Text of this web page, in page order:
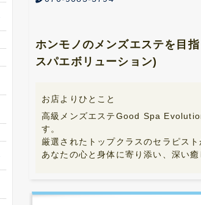
ホンモノのメンズエステを目
スパエボリューション)
お店よりひとこと
高級メンズエステGood Spa
す。
厳選されたトップクラスのセラピス
あなたの心と身体に寄り添い、深い癒